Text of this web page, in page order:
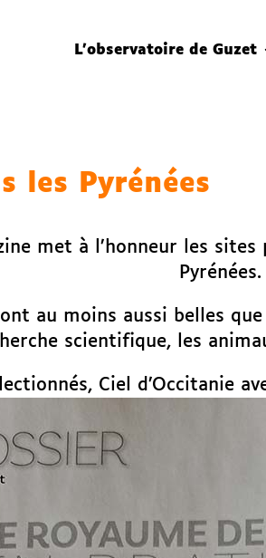
L’observatoire de Guzet
les Pyrénées
met à l’honneur les
Pyrénées.
au moins aussi belles
scientifique, les
Ciel d’Occitanie